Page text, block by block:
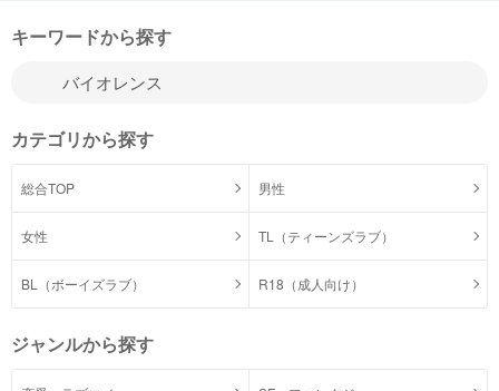
キーワードから探す
カテゴリから探す
総合TOP 男性
女性 TL（ティーンズラブ）
BL（ボーイズラブ） R18（成人向け）
ジャンルから探す